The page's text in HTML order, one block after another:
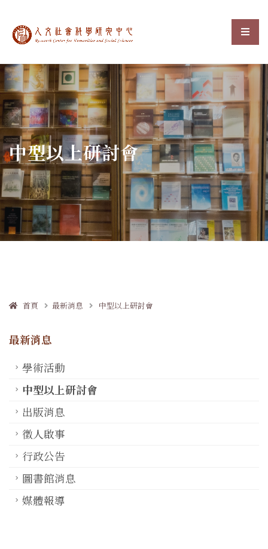
中央研究院人文社會科選
:::
中型以上研討會
首頁 最新消息 中型以上研討會
最新消息
學術活動
中型以上研討會
出版消息
徵人啟事
行政公告
圖書館消息
媒體報導